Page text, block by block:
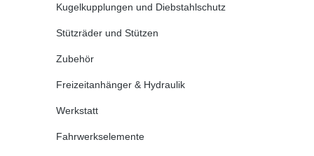
Kugelkupplungen und Diebstahlschutz
Stützräder und Stützen
Zubehör
Freizeitanhänger & Hydraulik
Werkstatt
Fahrwerkselemente